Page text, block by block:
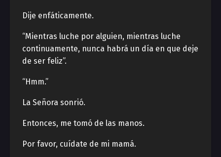
Dije enfáticamente.
“Mientras luche por alguien, mientras luche
continuamente, nunca habrá un día en que deje
de ser feliz”.
“Hmm.”
La Señora sonrió.
Entonces, me tomó de las manos.
Por favor, cuídate de mi mamá.